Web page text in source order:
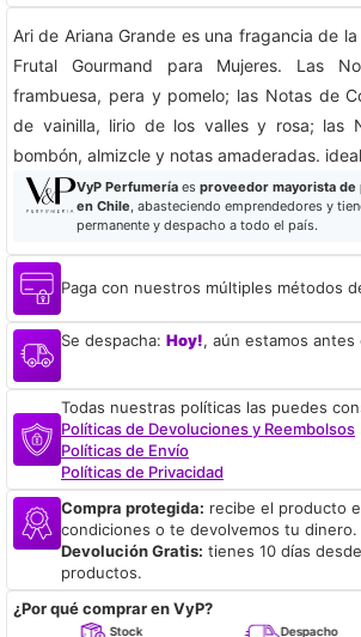
Ari de Ariana Grande es una fragancia de
Frutal Gourmand para Mujeres. Las
frambuesa, pera y pomelo; las Notas de
de vainilla, lirio de los valles y rosa; las
bombón, almizcle y notas amaderadas.
VyP Perfumeríaes proveedor mayorista
en Chile, abasteciendo emprendedores y
permanente y despacho a todo el país.
Paga con nuestros múltiples métodos
Se despacha: Hoy!, aún estamos antes
Todas nuestras políticas las puedes
Políticas de Devoluciones y Reembolsos
Políticas de Envío
Políticas de Privacidad
Compra protegida: recibe el producto
condiciones o te devolvemos tu dinero.
Devolución Gratis: tienes 10 días
productos.
¿Por qué comprar en VyP?
Stock
Despacho